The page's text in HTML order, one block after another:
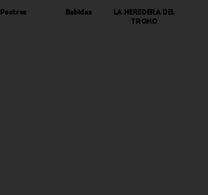
Postres Bebidas
LA HEREDERA DEL
TRONO